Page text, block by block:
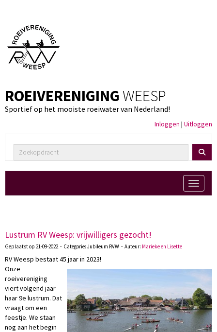
ROEIVERENIGING WEESP
Sportief op het mooiste roeiwater van Nederland!
Inloggen | Uitloggen
Toggle
Lustrum RV Weesp: vrijwilligers gezocht!
Geplaatst op 21-09-2022 - Categorie: Jubileum RVW - Auteur: Marieke en Lisette
RV Weesp bestaat 45 jaar in 2023!
Onze
roeivereniging
viert volgend jaar
haar 9e lustrum. Dat
vraagt om een
feestje. We staan
nog aan het begin